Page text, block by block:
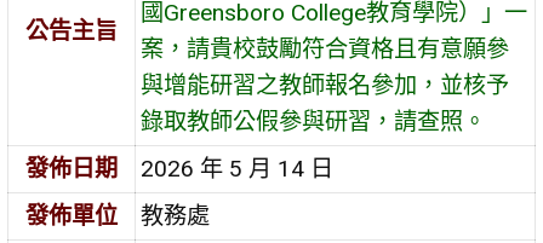
公告主旨
國Greensboro College教育學院）」一
案，請貴校鼓勵符合資格且有意願參
與增能研習之教師報名參加，並核予
錄取教師公假參與研習，請查照。
發佈日期
2026 年 5 月 14 日
發佈單位
教務處